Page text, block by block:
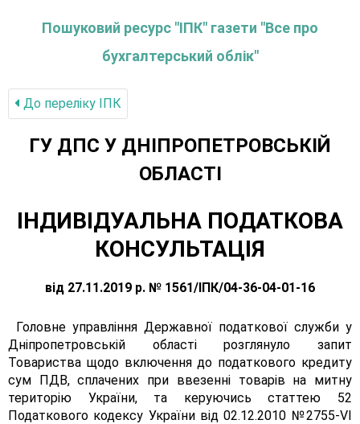
Пошуковий ресурс "ІПК" газети "Все про
бухгалтерський облік"
До переліку IПК
ГУ ДПС У ДНІПРОПЕТРОВСЬКІЙ
ОБЛАСТІ
ІНДИВІДУАЛЬНА ПОДАТКОВА
КОНСУЛЬТАЦІЯ
від 27.11.2019 р. № 1561/ІПК/04-36-04-01-16
Головне управління Державної податкової служби у
Дніпропетровській області розглянуло запит
Товариства щодо включення до податкового кредиту
сум ПДВ, сплачених при ввезенні товарів на митну
територію України, та керуючись статтею 52
Податкового кодексу України від 02.12.2010 №2755-VI